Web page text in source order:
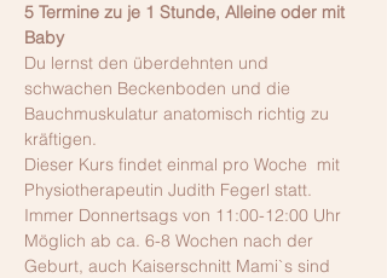
5 Termine zu je 1 Stunde, Alleine oder mit
Baby
Du lernst den überdehnten und
schwachen Beckenboden und die
Bauchmuskulatur anatomisch richtig zu
kräftigen.
Dieser Kurs findet einmal pro Woche  mit
Physiotherapeutin Judith Fegerl statt.
Immer Donnertsags von 11:00-12:00 Uhr
Möglich ab ca. 6-8 Wochen nach der
Geburt, auch Kaiserschnitt Mami`s sind